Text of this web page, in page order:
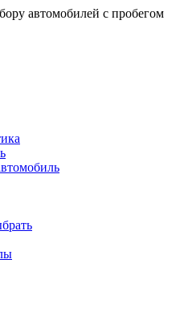
автомобилей с пробегом